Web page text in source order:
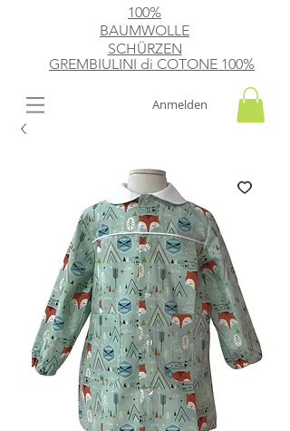
100%
BAUMWOLLE
SCHÜRZEN
GREMBIULINI di ​ COTONE 100%
Anmelden